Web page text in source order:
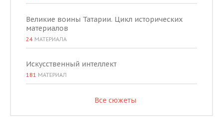
Великие воины Татарии. Цикл исторических
материалов
24 МАТЕРИАЛА
Искусственный интеллект
181 МАТЕРИАЛ
Все сюжеты